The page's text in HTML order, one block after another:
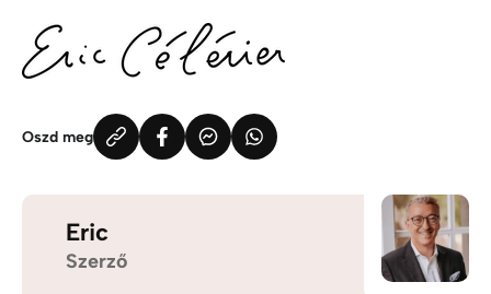
Oszd meg
Eric
Szerző